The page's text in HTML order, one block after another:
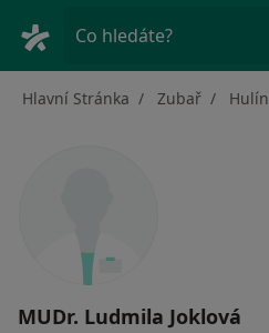
Co hledáte?
Hlavní Stránka Zubař Hulín
MUDr. Ludmila Joklová